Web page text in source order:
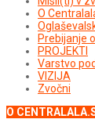
O
Prebijanje
PROJEKTI
Varstvo
VIZIJA
Zvočni
O